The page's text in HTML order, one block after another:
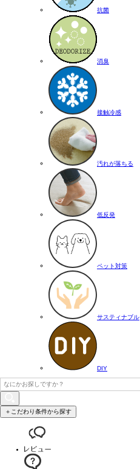
抗菌
消臭
接触冷感
汚れが落ちる
低反発
ペット対策
サスティナブル
DIY
＋こだわり条件から探す